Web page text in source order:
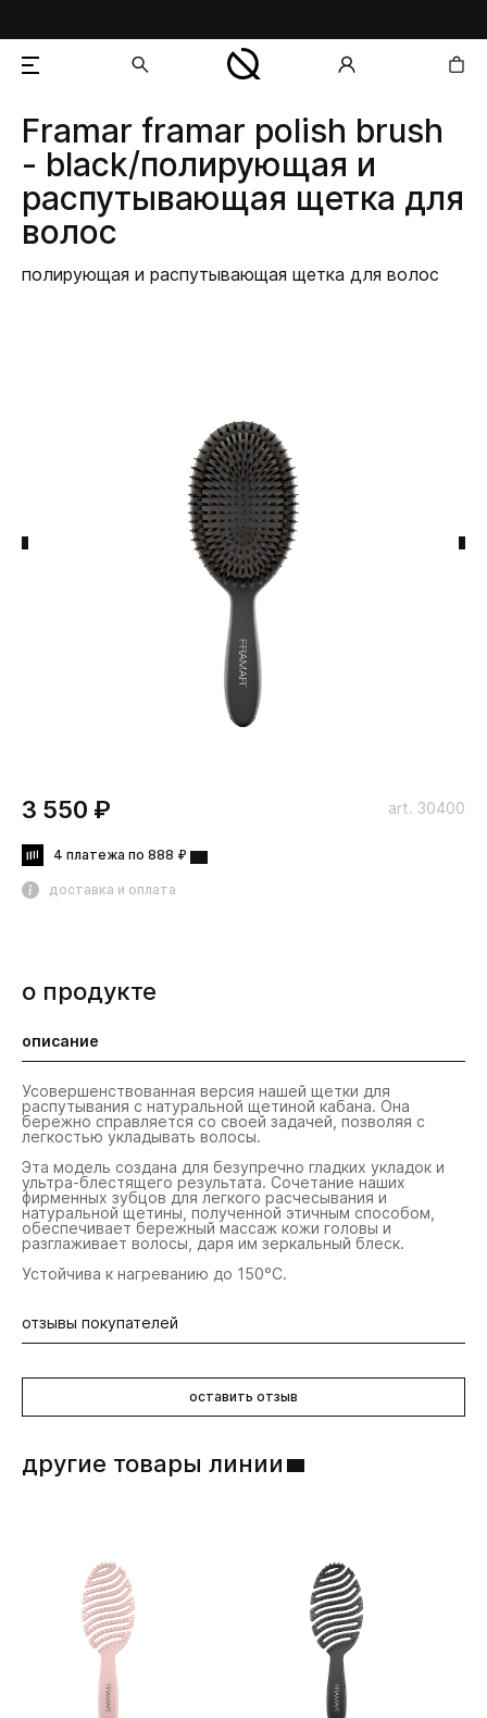
добавлен в корзину
Framar framar polish brush
- black/полирующая и
распутывающая щетка для
волос
полирующая и распутывающая щетка для волос
art. 30400
3 550 ₽
4 платежа по 888 ₽
доставка и оплата
другие товары линии
о продукте
описание
Усовершенствованная версия нашей щетки для
распутывания с натуральной щетиной кабана. Она
бережно справляется со своей задачей, позволяя с
легкостью укладывать волосы.
Эта модель создана для безупречно гладких укладок и
ультра-блестящего результата. Сочетание наших
фирменных зубцов для легкого расчесывания и
натуральной щетины, полученной этичным способом,
обеспечивает бережный массаж кожи головы и
разглаживает волосы, даря им зеркальный блеск.
Устойчива к нагреванию до 150°C.
отзывы покупателей
оставить отзыв